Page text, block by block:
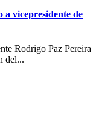
vicepresidente de
Rodrigo Paz Pereira
del...